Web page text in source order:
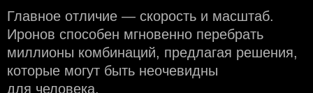
Главное отличие — скорость и масштаб.
Иронов способен мгновенно перебрать
миллионы комбинаций, предлагая решения,
которые могут быть неочевидны
для человека.